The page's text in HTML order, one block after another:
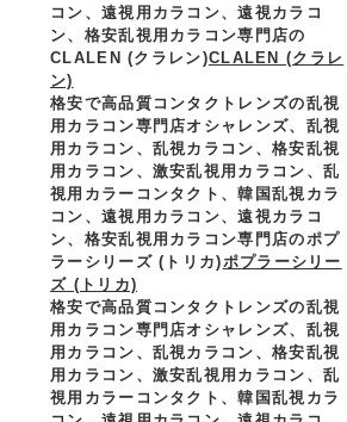
コン、遠視用カラコン、遠視カラコ
ン、格安乱視用カラコン専門店の
CLALEN (クラレン)CLALEN (クラレ
ン)
格安で高品質コンタクトレンズの乱視
用カラコン専門店オシャレンズ、乱視
用カラコン、乱視カラコン、格安乱視
用カラコン、激安乱視用カラコン、乱
視用カラーコンタクト、韓国乱視カラ
コン、遠視用カラコン、遠視カラコ
ン、格安乱視用カラコン専門店のポプ
ラーシリーズ (トリカ)ポプラーシリー
ズ (トリカ)
格安で高品質コンタクトレンズの乱視
用カラコン専門店オシャレンズ、乱視
用カラコン、乱視カラコン、格安乱視
用カラコン、激安乱視用カラコン、乱
視用カラーコンタクト、韓国乱視カラ